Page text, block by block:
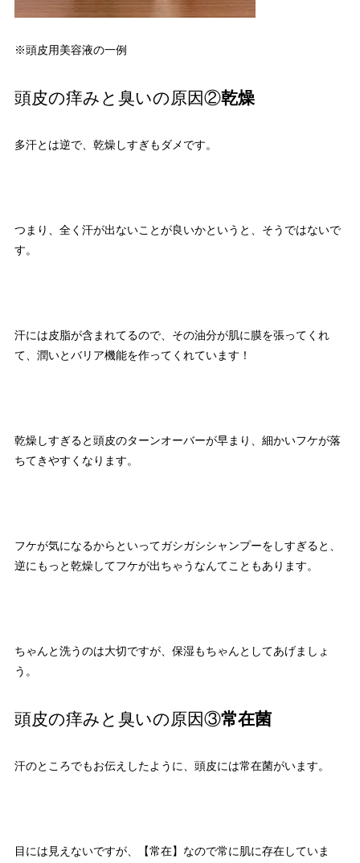
※頭皮用美容液の一例
頭皮の痒みと臭いの原因②乾燥
多汗とは逆で、乾燥しすぎもダメです。
つまり、全く汗が出ないことが良いかというと、そうではないで
す。
汗には皮脂が含まれてるので、その油分が肌に膜を張ってくれ
て、潤いとバリア機能を作ってくれています！
乾燥しすぎると頭皮のターンオーバーが早まり、細かいフケが落
ちてきやすくなります。
フケが気になるからといってガシガシシャンプーをしすぎると、
逆にもっと乾燥してフケが出ちゃうなんてこともあります。
ちゃんと洗うのは大切ですが、保湿もちゃんとしてあげましょ
う。
頭皮の痒みと臭いの原因③常在菌
汗のところでもお伝えしたように、頭皮には常在菌がいます。
目には見えないですが、【常在】なので常に肌に存在していま